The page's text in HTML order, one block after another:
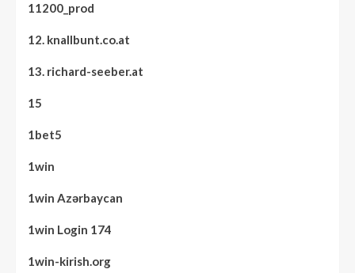
11200_prod
12. knallbunt.co.at
13. richard-seeber.at
15
1bet5
1win
1win Azərbaycan
1win Login 174
1win-kirish.org